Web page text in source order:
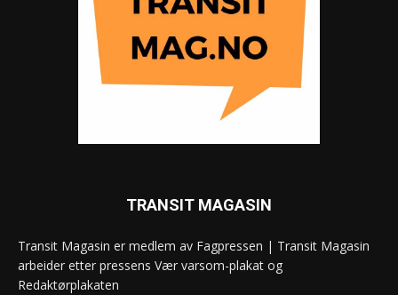
TRANSIT MAGASIN
Transit Magasin er medlem av Fagpressen | Transit Magasin
arbeider etter pressens Vær varsom-plakat og
Redaktørplakaten